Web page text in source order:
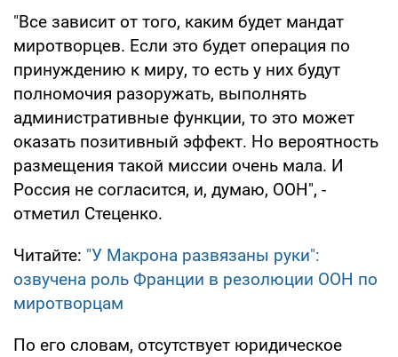
"Все зависит от того, каким будет мандат
миротворцев. Если это будет операция по
принуждению к миру, то есть у них будут
полномочия разоружать, выполнять
административные функции, то это может
оказать позитивный эффект. Но вероятность
размещения такой миссии очень мала. И
Россия не согласится, и, думаю, ООН", -
отметил Стеценко.
Читайте: "У Макрона развязаны руки":
озвучена роль Франции в резолюции ООН по
миротворцам
По его словам, отсутствует юридическое